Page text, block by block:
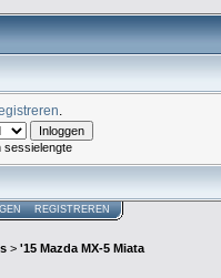
sessielengte
REGISTREREN
> '15 Mazda MX-5 Miata